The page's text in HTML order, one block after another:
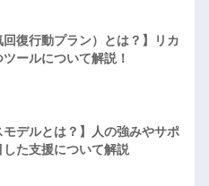
回復行動プラン）とは？】リカ
ールについて解説！
モデルとは？】人の強みやサポ
た支援について解説